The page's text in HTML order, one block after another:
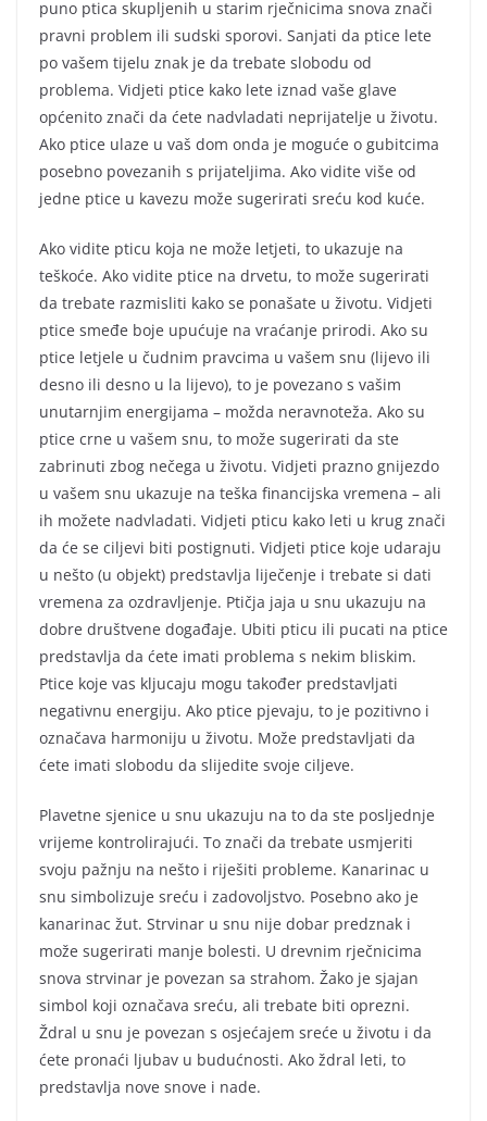
puno ptica skupljenih u starim rječnicima snova znači
pravni problem ili sudski sporovi. Sanjati da ptice lete
po vašem tijelu znak je da trebate slobodu od
problema. Vidjeti ptice kako lete iznad vaše glave
općenito znači da ćete nadvladati neprijatelje u životu.
Ako ptice ulaze u vaš dom onda je moguće o gubitcima
posebno povezanih s prijateljima. Ako vidite više od
jedne ptice u kavezu može sugerirati sreću kod kuće.
Ako vidite pticu koja ne može letjeti, to ukazuje na
teškoće. Ako vidite ptice na drvetu, to može sugerirati
da trebate razmisliti kako se ponašate u životu. Vidjeti
ptice smeđe boje upućuje na vraćanje prirodi. Ako su
ptice letjele u čudnim pravcima u vašem snu (lijevo ili
desno ili desno u la lijevo), to je povezano s vašim
unutarnjim energijama – možda neravnoteža. Ako su
ptice crne u vašem snu, to može sugerirati da ste
zabrinuti zbog nečega u životu. Vidjeti prazno gnijezdo
u vašem snu ukazuje na teška financijska vremena – ali
ih možete nadvladati. Vidjeti pticu kako leti u krug znači
da će se ciljevi biti postignuti. Vidjeti ptice koje udaraju
u nešto (u objekt) predstavlja liječenje i trebate si dati
vremena za ozdravljenje. Ptičja jaja u snu ukazuju na
dobre društvene događaje. Ubiti pticu ili pucati na ptice
predstavlja da ćete imati problema s nekim bliskim.
Ptice koje vas kljucaju mogu također predstavljati
negativnu energiju. Ako ptice pjevaju, to je pozitivno i
označava harmoniju u životu. Može predstavljati da
ćete imati slobodu da slijedite svoje ciljeve.
Plavetne sjenice u snu ukazuju na to da ste posljednje
vrijeme kontrolirajući. To znači da trebate usmjeriti
svoju pažnju na nešto i riješiti probleme. Kanarinac u
snu simbolizuje sreću i zadovoljstvo. Posebno ako je
kanarinac žut. Strvinar u snu nije dobar predznak i
može sugerirati manje bolesti. U drevnim rječnicima
snova strvinar je povezan sa strahom. Žako je sjajan
simbol koji označava sreću, ali trebate biti oprezni.
Ždral u snu je povezan s osjećajem sreće u životu i da
ćete pronaći ljubav u budućnosti. Ako ždral leti, to
predstavlja nove snove i nade.